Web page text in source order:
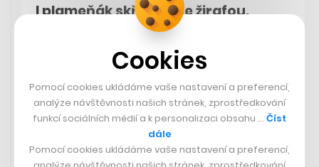
I plameňák skřížený se žirafou.
Režiséři zkouší, jaká videa umí
generovat umělá inteligence od
JIŘÍ BLATNÝ
Cookies
Pomocí cookies ukládáme vaše nastavení a preferencí,
analýze návštěvnosti našich stránek, zprostředkování
funkcí sociálních médií a k personalizaci obsahu … Číst
dále
Pomocí cookies ukládáme vaše nastavení a preferencí,